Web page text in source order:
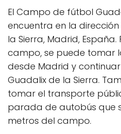
El Campo de fútbol
encuentra en la
la Sierra, Madrid,
campo, se puede tomar
desde Madrid y
Guadalix de la Sierra.
tomar el transporte
parada de autobús que
metros del campo.